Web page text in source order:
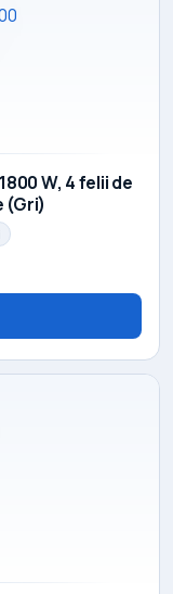
W, 4 felii de
(Gri)